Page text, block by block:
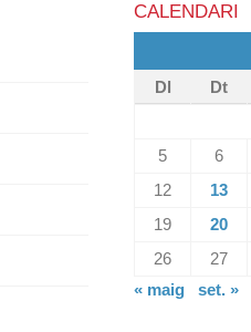
CALENDARI
Dl
Dt
5
6
12
13
19
20
26
27
« maig
set. »